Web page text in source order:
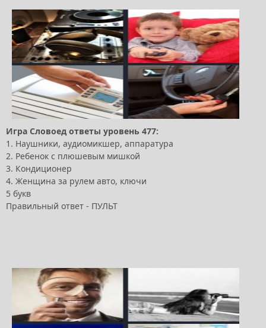
Игра Словоед ответы уровень 477:
1. Наушники, аудиомикшер, аппаратура
2. Ребенок с плюшевым мишкой
3. Кондиционер
4. Женщина за рулем авто, ключи
5 букв
Правильный ответ - ПУЛЬТ